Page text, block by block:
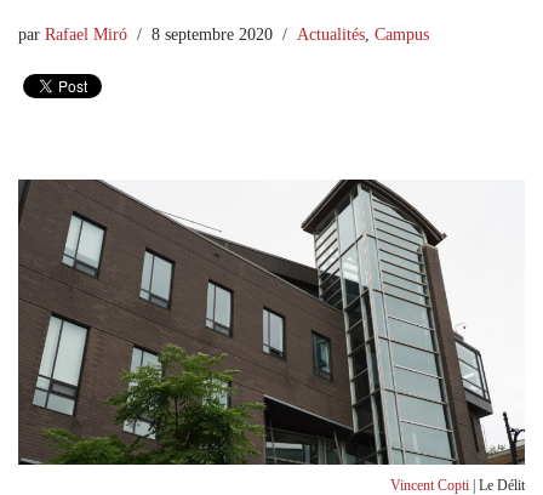
par Rafael Miró 8 septembre 2020 Actualités Campus
Vincent Copti | Le Délit